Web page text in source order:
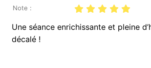
Note :
Une séance enrichissante et pleine
décalé !